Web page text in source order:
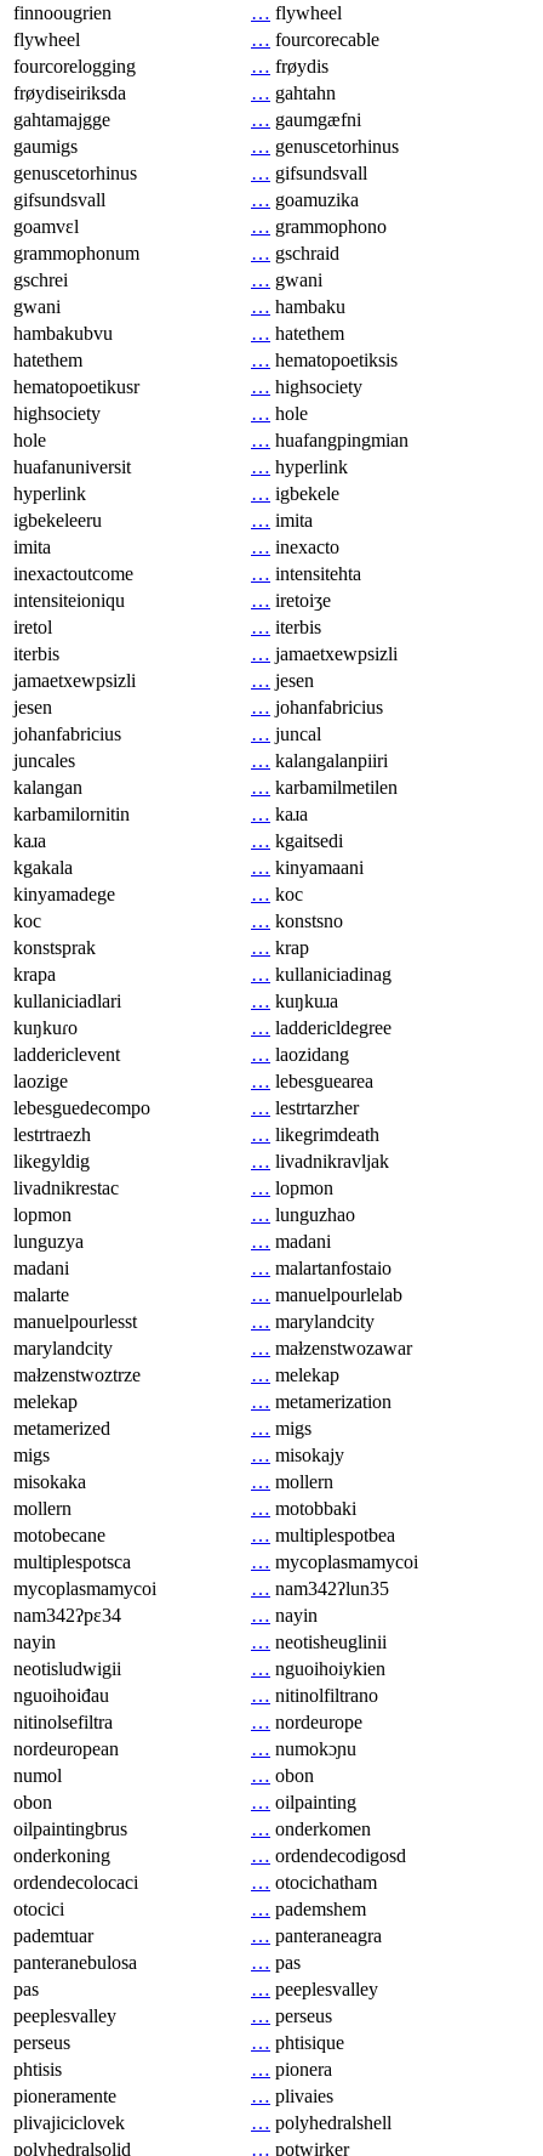
finnoougrien
… flywheel
flywheel
… fourcorecable
fourcorelogging
… frøydis
frøydiseiriksda
… gahtahn
gahtamajgge
… gaumgæfni
gaumigs
… genuscetorhinus
genuscetorhinus
… gifsundsvall
gifsundsvall
… goamuzika
goamvɛl
… grammophono
grammophonum
… gschraid
gschrei
… gwani
gwani
… hambaku
hambakubvu
… hatethem
hatethem
… hematopoetiksis
hematopoetikusr
… highsociety
highsociety
… hole
hole
… huafangpingmian
huafanuniversit
… hyperlink
hyperlink
… igbekele
igbekeleeru
… imita
imita
… inexacto
inexactoutcome
… intensitehta
intensiteioniqu
… iretoiʒe
iretol
… iterbis
iterbis
… jamaetxewpsizli
jamaetxewpsizli
… jesen
jesen
… johanfabricius
johanfabricius
… juncal
juncales
… kalangalanpiiri
kalangan
… karbamilmetilen
karbamilornitin
… kaɹa
kaɹa
… kgaitsedi
kgakala
… kinyamaani
kinyamadege
… koc
koc
… konstsno
konstsprak
… krap
krapa
… kullaniciadinag
kullaniciadlari
… kuŋkuɹa
kuŋkuɾo
… laddericldegree
laddericlevent
… laozidang
laozige
… lebesguearea
lebesguedecompo
… lestrtarzher
lestrtraezh
… likegrimdeath
likegyldig
… livadnikravljak
livadnikrestac
… lopmon
lopmon
… lunguzhao
lunguzya
… madani
madani
… malartanfostaio
malarte
… manuelpourlelab
manuelpourlesst
… marylandcity
marylandcity
… małzenstwozawar
małzenstwoztrze
… melekap
melekap
… metamerization
metamerized
… migs
migs
… misokajy
misokaka
… mollern
mollern
… motobbaki
motobecane
… multiplespotbea
multiplespotsca
… mycoplasmamycoi
mycoplasmamycoi
… nam342ʔlun35
nam342ʔpɛ34
… nayin
nayin
… neotisheuglinii
neotisludwigii
… nguoihoiykien
nguoihoiđau
… nitinolfiltrano
nitinolsefiltra
… nordeurope
nordeuropean
… numokɔɲu
numol
… obon
obon
… oilpainting
oilpaintingbrus
… onderkomen
onderkoning
… ordendecodigosd
ordendecolocaci
… otocichatham
otocici
… pademshem
pademtuar
… panteraneagra
panteranebulosa
… pas
pas
… peeplesvalley
peeplesvalley
… perseus
perseus
… phtisique
phtisis
… pionera
pioneramente
… plivaies
plivajiciclovek
… polyhedralshell
polyhedralsolid
… potwirker